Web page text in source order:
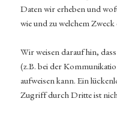
Daten wir erheben und
wie und zu welchem Zweck
Wir weisen darauf hin,
(z.B. bei der
aufweisen kann. Ein
Zugriff durch Dritte ist